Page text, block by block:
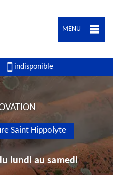
MENU
indisponible
Saint Hippolyte
lundi au samedi